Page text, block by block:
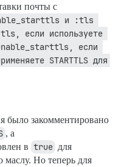
почты с
и :tls
если используете
если
STARTTLS для
было закомментировано
, а
в true для
маслу. Но теперь для